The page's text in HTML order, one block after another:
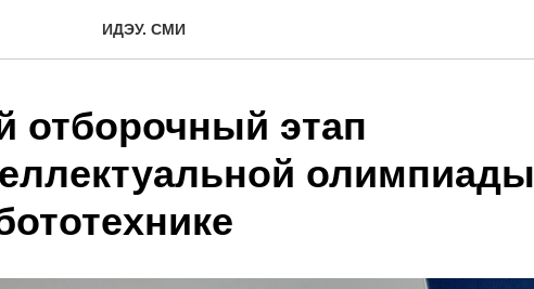
ИДЭУ. СМИ
отборочный этап
олимпиады